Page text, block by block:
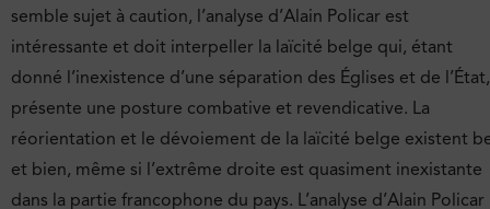
semble sujet à caution, l’analyse d’Alain Policar est
intéressante et doit interpeller la laïcité belge qui, étant
donné l’inexistence d’une séparation des Églises et de l’État,
présente une posture combative et revendicative. La
réorientation et le dévoiement de la laïcité belge existent
et bien, même si l’extrême droite est quasiment inexistante
dans la partie francophone du pays. L’analyse d’Alain Policar